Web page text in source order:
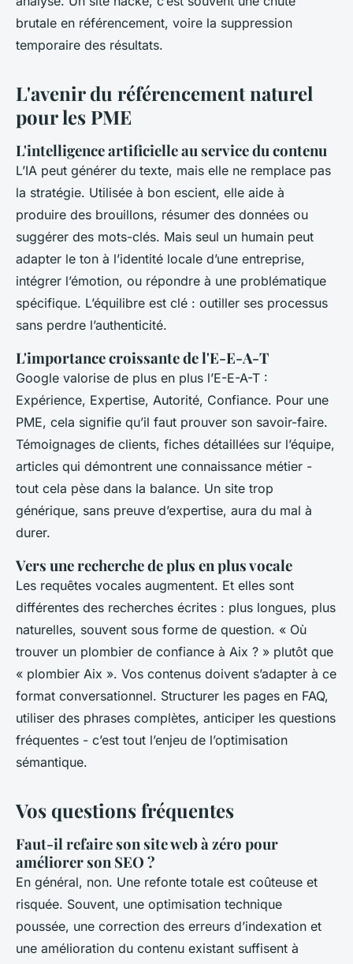
brutale en référencement, voire la suppression
temporaire des résultats.
L'avenir du référencement naturel
pour les PME
L'intelligence artificielle au service du contenu
L’IA peut générer du texte, mais elle ne remplace pas
la stratégie. Utilisée à bon escient, elle aide à
produire des brouillons, résumer des données ou
suggérer des mots-clés. Mais seul un humain peut
adapter le ton à l’identité locale d’une entreprise,
intégrer l’émotion, ou répondre à une problématique
spécifique. L’équilibre est clé : outiller ses processus
sans perdre l’authenticité.
L'importance croissante de l'E-E-A-T
Google valorise de plus en plus l’E-E-A-T :
Expérience, Expertise, Autorité, Confiance. Pour une
PME, cela signifie qu’il faut prouver son savoir-faire.
Témoignages de clients, fiches détaillées sur l’équipe,
articles qui démontrent une connaissance métier -
tout cela pèse dans la balance. Un site trop
générique, sans preuve d’expertise, aura du mal à
durer.
Vers une recherche de plus en plus vocale
Les requêtes vocales augmentent. Et elles sont
différentes des recherches écrites : plus longues, plus
naturelles, souvent sous forme de question. « Où
trouver un plombier de confiance à Aix ? » plutôt que
« plombier Aix ». Vos contenus doivent s’adapter à ce
format conversationnel. Structurer les pages en FAQ,
utiliser des phrases complètes, anticiper les questions
fréquentes - c’est tout l’enjeu de l’optimisation
sémantique.
Vos questions fréquentes
Faut-il refaire son site web à zéro pour
améliorer son SEO ?
En général, non. Une refonte totale est coûteuse et
risquée. Souvent, une optimisation technique
poussée, une correction des erreurs d’indexation et
une amélioration du contenu existant suffisent à